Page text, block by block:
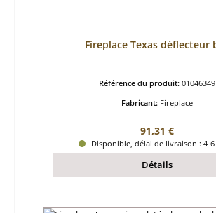
Fireplace Texas déflecteur
Référence du produit: 01046349
Fabricant: Fireplace
Prix régulier :
91,31 €
Disponible, délai de livraison : 4-
Détails